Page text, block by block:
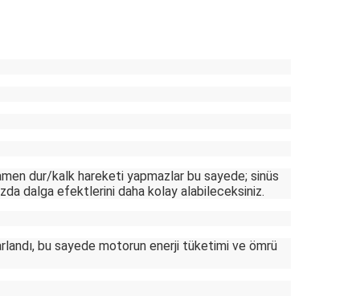
dur/kalk hareketi yapmazlar bu sayede; sinüs
dalga efektlerini daha kolay alabileceksiniz.
bu sayede motorun enerji tüketimi ve ömrü